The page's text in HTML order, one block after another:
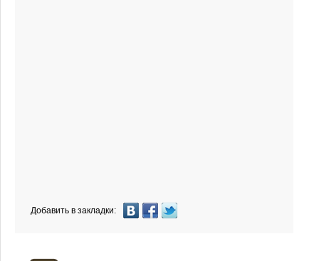
Добавить в закладки: